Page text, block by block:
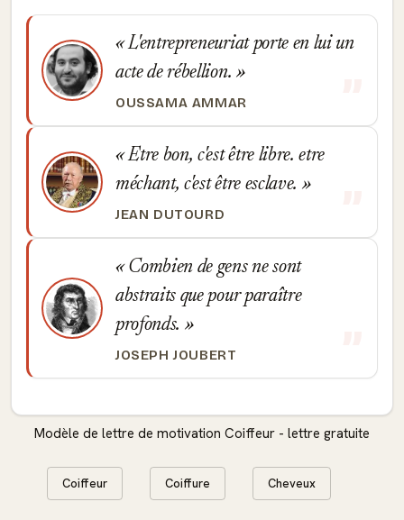
L'entrepreneuriat porte en lui un
acte de rébellion.
OUSSAMA AMMAR
Etre bon, c'est être libre. etre
méchant, c'est être esclave.
JEAN DUTOURD
Combien de gens ne sont
abstraits que pour paraître
profonds.
JOSEPH JOUBERT
Modèle de lettre de motivation Coiffeur - lettre gratuite
Coiffeur Coiffure Cheveux